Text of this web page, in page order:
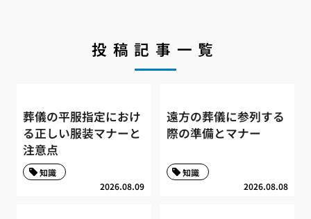
投稿記事一覧
葬儀の平服指定におけ
る正しい服装マナーと
注意点
2026.08.09
知識
遠方の葬儀に参列する
際の準備とマナー
2026.08.08
知識